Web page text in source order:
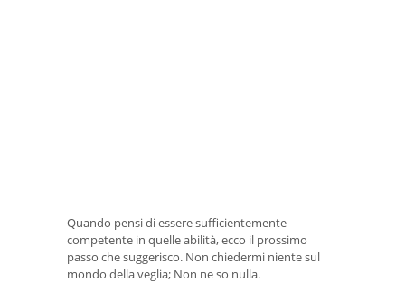
Quando pensi di essere sufficientemente
competente in quelle abilità, ecco il prossimo
passo che suggerisco. Non chiedermi niente sul
mondo della veglia; Non ne so nulla.